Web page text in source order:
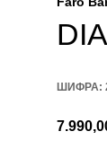
ШИФРА: